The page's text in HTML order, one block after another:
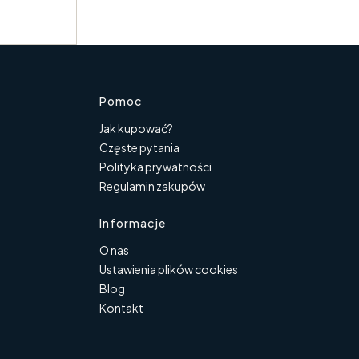
Pomoc
Jak kupować?
Częste pytania
Polityka prywatności
Regulamin zakupów
Informacje
O nas
Ustawienia plików cookies
Blog
Kontakt